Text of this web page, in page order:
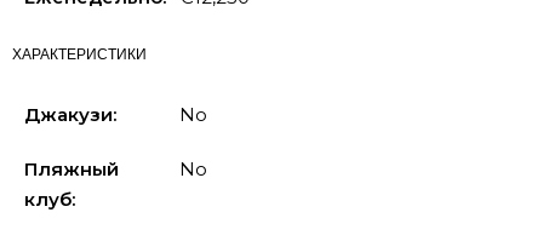
ХАРАКТЕРИСТИКИ
Джакузи: No
Пляжный
клуб:
No